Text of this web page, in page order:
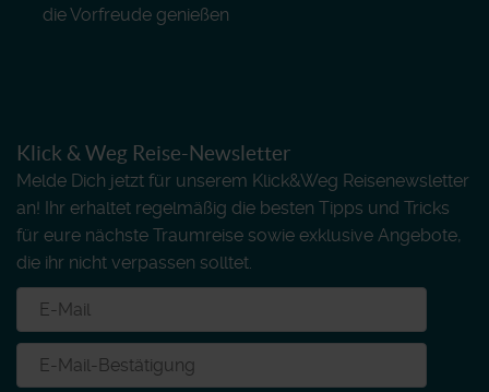
die Vorfreude genießen
Klick & Weg Reise-Newsletter
Melde Dich jetzt für unserem Klick&Weg Reisenewsletter
an! Ihr erhaltet regelmäßig die besten Tipps und Tricks
für eure nächste Traumreise sowie exklusive Angebote,
die ihr nicht verpassen solltet.